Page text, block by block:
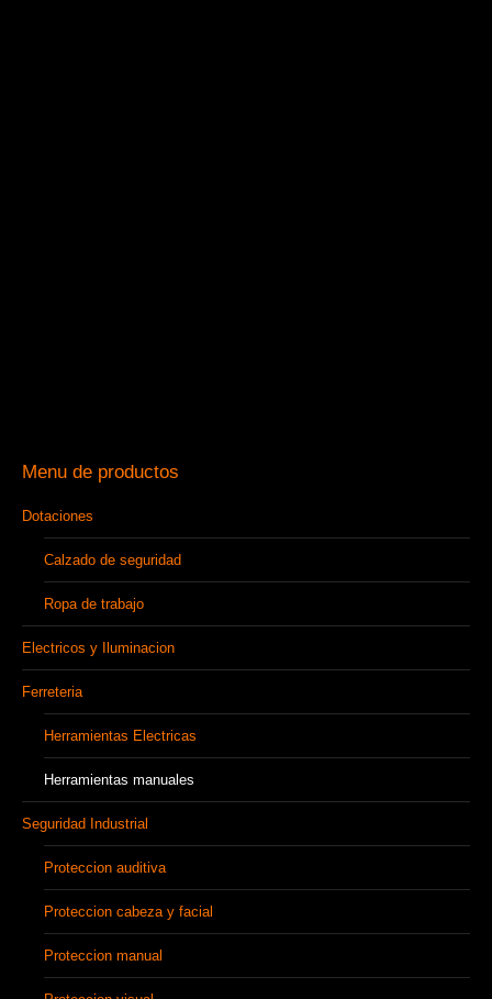
Menu de productos
Dotaciones
Calzado de seguridad
Ropa de trabajo
Electricos y Iluminacion
Ferreteria
Herramientas Electricas
Herramientas manuales
Seguridad Industrial
Proteccion auditiva
Proteccion cabeza y facial
Proteccion manual